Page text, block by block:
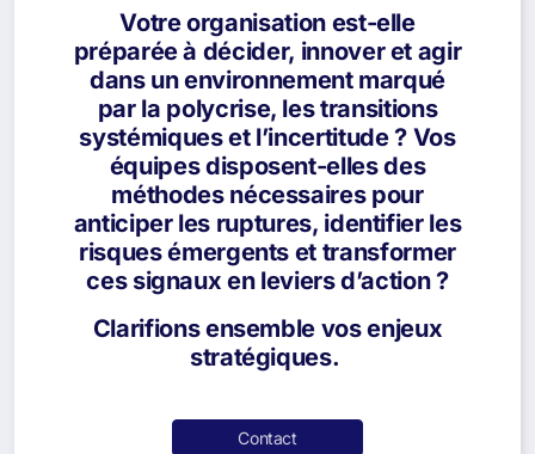
Votre organisation est-elle
préparée à décider, innover et agir
dans un environnement marqué
par la polycrise, les transitions
systémiques et l’incertitude ? Vos
équipes disposent-elles des
méthodes nécessaires pour
anticiper les ruptures, identifier les
risques émergents et transformer
ces signaux en leviers d’action ?
Clarifions ensemble vos enjeux
stratégiques.
Contact